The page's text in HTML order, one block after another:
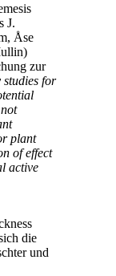
J.
Åse
zur
studies for
plant
of effect
active
die
und